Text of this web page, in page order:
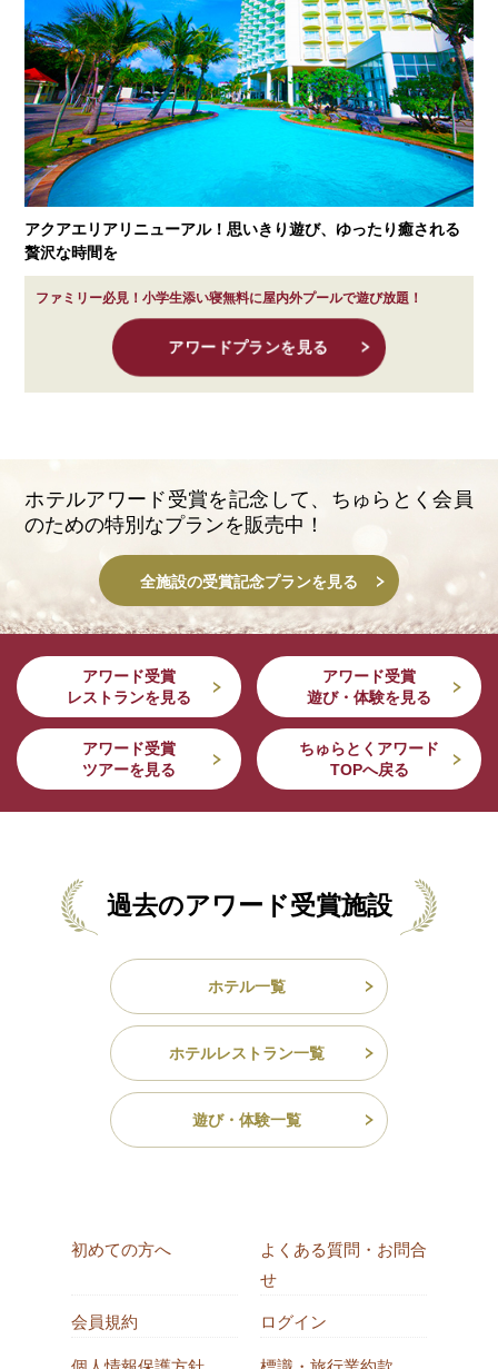
アクアエリアリニューアル！思いきり遊び、ゆったり癒される
贅沢な時間を
ファミリー必見！小学生添い寝無料に屋内外プールで遊び放題！
アワードプランを見る
ホテルアワード受賞を記念して、 ちゅらとく会員
のための特別なプランを販売中！
全施設の受賞記念プランを見る
アワード受賞
レストランを見る
アワード受賞
遊び・体験を見る
アワード受賞
ツアーを見る
ちゅらとくアワード
TOPへ戻る
過去のアワード受賞施設
ホテル一覧
ホテルレストラン一覧
遊び・体験一覧
初めての方へ
よくある質問・お問合
せ
会員規約 ログイン